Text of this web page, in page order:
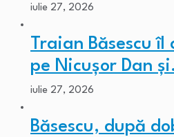
iulie 27, 2026
Traian Băsescu
pe Nicușor Dan
iulie 27, 2026
Băsescu, după